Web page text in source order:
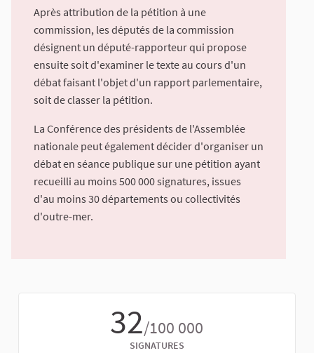
Après attribution de la pétition à une
commission, les députés de la commission
désignent un député-rapporteur qui propose
ensuite soit d'examiner le texte au cours d'un
débat faisant l'objet d'un rapport parlementaire,
soit de classer la pétition.
La Conférence des présidents de l'Assemblée
nationale peut également décider d'organiser un
débat en séance publique sur une pétition ayant
recueilli au moins 500 000 signatures, issues
d'au moins 30 départements ou collectivités
d'outre-mer.
32/100 000
SIGNATURES